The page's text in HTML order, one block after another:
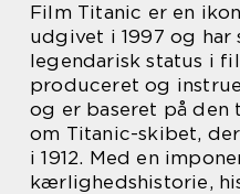
Film Titanic er en
udgivet i 1997 og har
legendarisk status i
produceret og
og er baseret på den
om Titanic-skibet,
i 1912. Med en
kærlighedshistorie,